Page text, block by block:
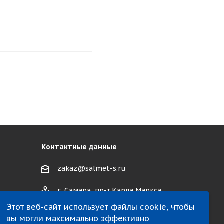
Контактные данные
zakaz@salmet-s.ru
г. Самара, пр-т Карла Маркса,
Этот веб-сайт использует файлы cookie, чтобы
вы могли максимально эффективно